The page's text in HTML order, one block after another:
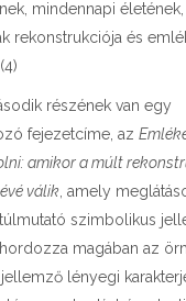
mindennapi életének,
rekonstrukciója és
részének van egy
fejezetcíme, az
amikor a múlt
válik , amely
szimbolikus
magában az
lényegi